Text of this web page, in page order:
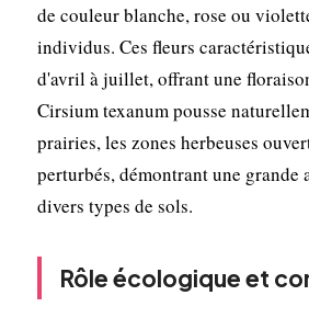
de couleur blanche, rose ou
individus. Ces fleurs
d'avril à juillet, offrant une
Cirsium texanum pousse
prairies, les zones herbeuses
perturbés, démontrant une grande
divers types de sols.
Rôle écologique et